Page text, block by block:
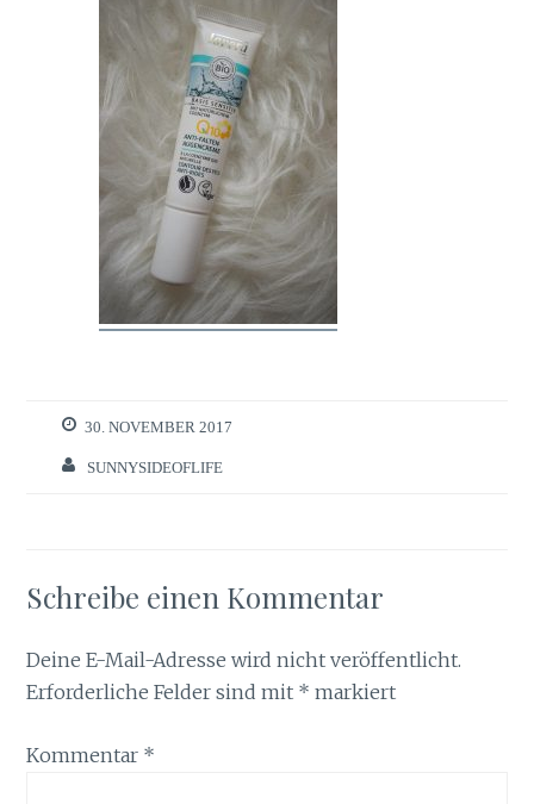
30. NOVEMBER 2017
SUNNYSIDEOFLIFE
Schreibe einen Kommentar
Deine E-Mail-Adresse wird nicht veröffentlicht.
Erforderliche Felder sind mit * markiert
Kommentar *